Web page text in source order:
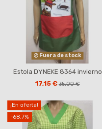
Fuera de stock
Estola DYNEKE 8364 invierno
17,15 €35,00 €
¡En oferta!
-68,7%